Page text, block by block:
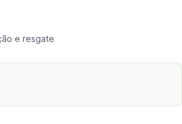
e resgate